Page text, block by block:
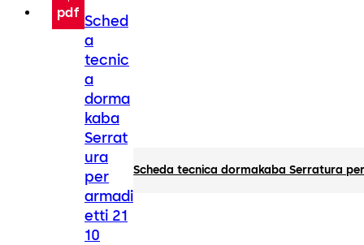
pdf Sched
a
tecnic
a
dorma
kaba
Serrat
ura
per
armadi
etti 21
10
Scheda tecnica dormakaba Serratura